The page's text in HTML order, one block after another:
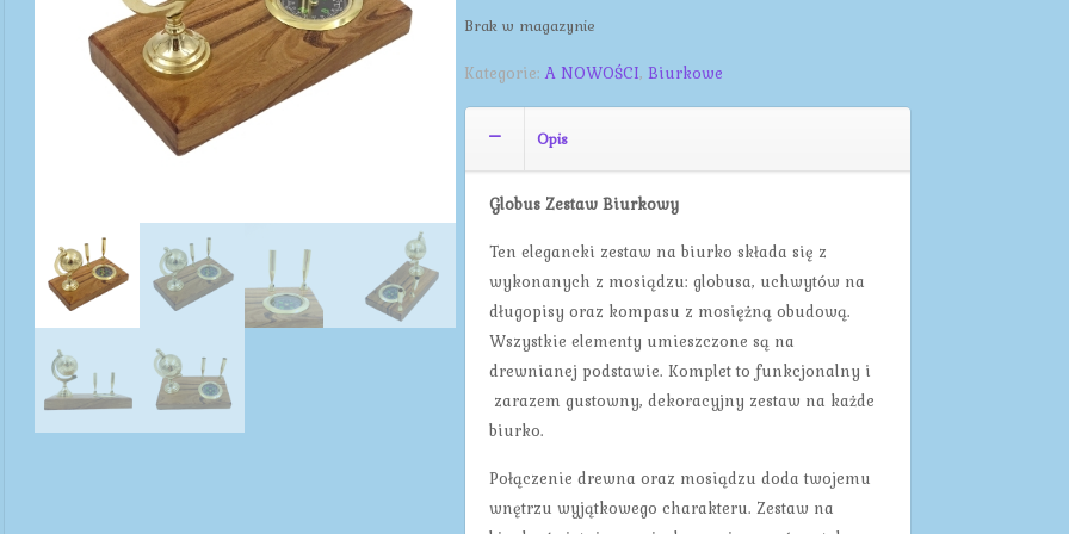
Brak w magazynie
Kategorie:A NOWOŚCI, Biurkowe
Opis
Globus Zestaw Biurkowy
Ten elegancki zestaw na biurko składa się z
wykonanych z mosiądzu: globusa, uchwytów na
długopisy oraz kompasu z mosiężną obudową.
Wszystkie elementy umieszczone są na
drewnianej podstawie. Komplet to funkcjonalny i
zarazem gustowny, dekoracyjny zestaw na każde
biurko.
Połączenie drewna oraz mosiądzu doda twojemu
wnętrzu wyjątkowego charakteru. Zestaw na